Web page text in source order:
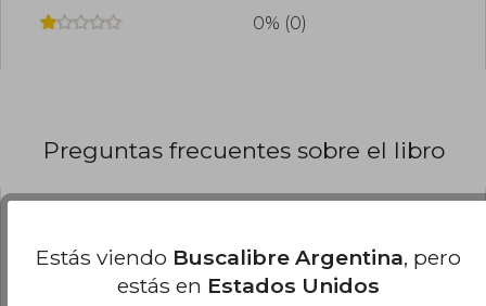
0% (0)
Preguntas frecuentes sobre el libro
Todos los libros de nuestro
catálogo son Originales.
Estás viendo Buscalibre Argentina, pero
estás en Estados Unidos